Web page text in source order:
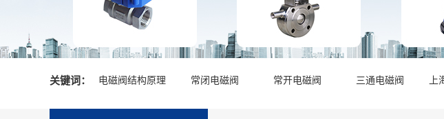
关键词： 电磁阀结构原理 常闭电磁阀 常开电磁阀 三通电磁阀